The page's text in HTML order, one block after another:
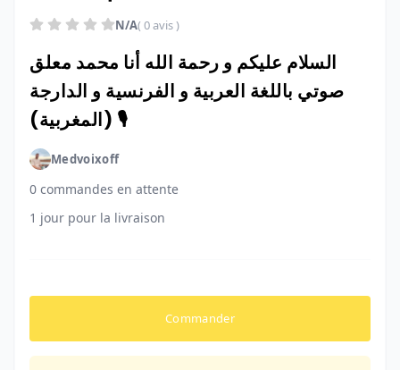
السلام عليكم و رحمة الله أنا محمد معلق
صوتي باللغة العربية و الفرنسية و الدارجة
(المغربية) 🎙️
Medvoixoff
0 commandes en attente
1 jour pour la livraison
N/A( 0 avis )
Commander